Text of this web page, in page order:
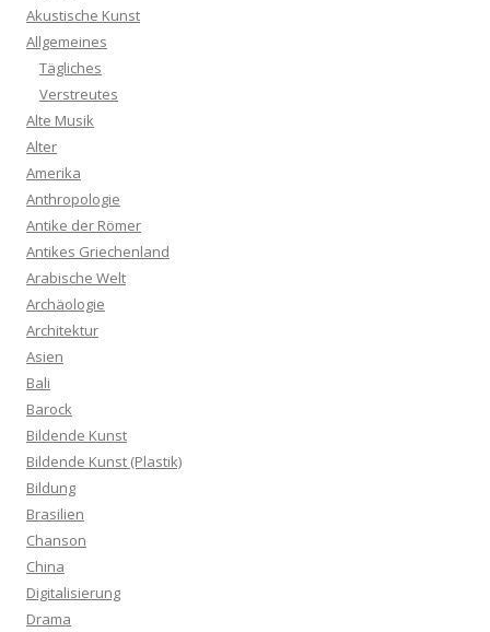
Akustische Kunst
Allgemeines
Tägliches
Verstreutes
Alte Musik
Alter
Amerika
Anthropologie
Antike der Römer
Antikes Griechenland
Arabische Welt
Archäologie
Architektur
Asien
Bali
Barock
Bildende Kunst
Bildende Kunst (Plastik)
Bildung
Brasilien
Chanson
China
Digitalisierung
Drama